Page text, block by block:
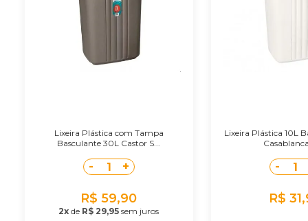
Lixeira Plástica com Tampa
Basculante 30L Castor S...
- 1 +
R$ 59,90
2x de R$ 29,95 sem juros
Lixeira Plástica 10L
- 1
R$